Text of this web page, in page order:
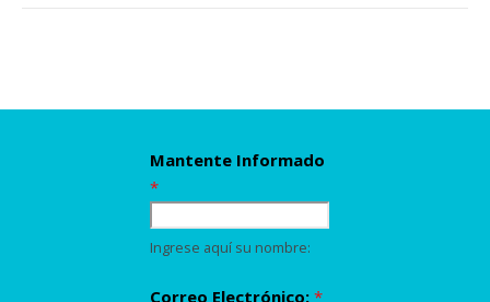
Mantente Informado
*
Ingrese aquí su nombre:
Correo Electrónico:*